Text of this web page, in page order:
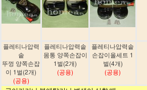
플레티나압력
솥
뚜껑 양쪽손잡
이 1벌(2개)
(공용)
플레티나압력솥
몸통 양쪽손잡이
1벌(2개)
(공용)
플레티나압력솥
손잡이올세트 1
벌(4개)
(공용)